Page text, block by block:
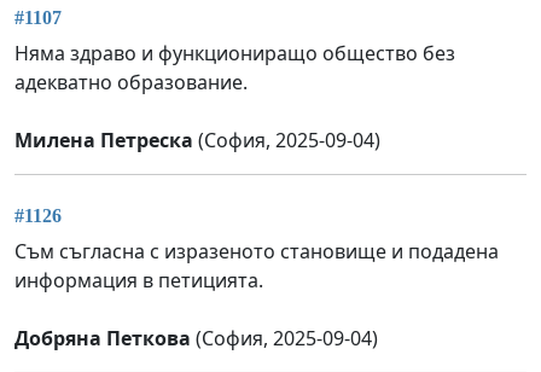
#1107
Няма здраво и функциониращо общество без
адекватно образование.
Милена Петреска (София, 2025-09-04)
#1126
Съм съгласна с изразеното становище и подадена
информация в петицията.
Добряна Петкова (София, 2025-09-04)